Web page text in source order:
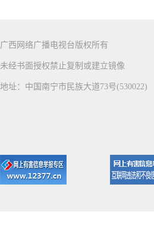
广西网络广播电视台版权所有
未经书面授权禁止复制或建立镜像
地址：中国南宁市民族大道73号(530022)